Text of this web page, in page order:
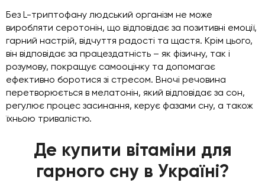
Без L-триптофану людський організм не може
виробляти серотонін, що відповідає за позитивні емоції,
гарний настрій, відчуття радості та щастя. Крім цього,
він відповідає за працездатність – як фізичну, так і
розумову, покращує самооцінку та допомагає
ефективно боротися зі стресом. Вночі речовина
перетворюється в мелатонін, який відповідає за сон,
регулює процес засинання, керує фазами сну, а також
їхньою тривалістю.
Де купити вітаміни для
гарного сну в Україні?